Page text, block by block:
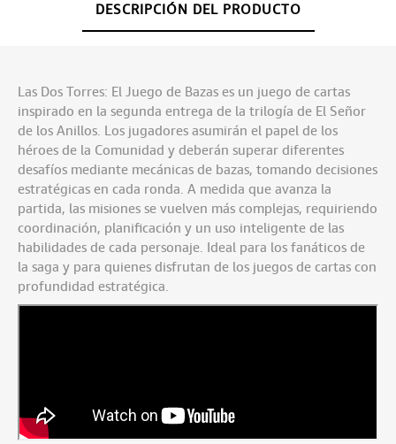
DESCRIPCIÓN DEL PRODUCTO
Las Dos Torres: El Juego de Bazas es un juego de cartas
inspirado en la segunda entrega de la trilogía de El Señor
de los Anillos. Los jugadores asumirán el papel de los
héroes de la Comunidad y deberán superar diferentes
desafíos mediante mecánicas de bazas, tomando decisiones
estratégicas en cada ronda. A medida que avanza la
partida, las misiones se vuelven más complejas, requiriendo
coordinación, planificación y un uso inteligente de las
habilidades de cada personaje. Ideal para los fanáticos de
la saga y para quienes disfrutan de los juegos de cartas con
profundidad estratégica.